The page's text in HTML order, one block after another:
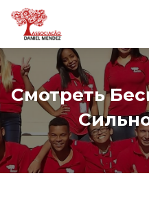
Смотреть